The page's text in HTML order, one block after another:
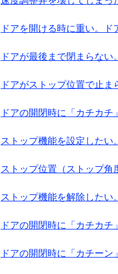
ドアを開ける時に重い。ド
ドアが最後まで閉まらない
ドアがストップ位置で止ま
ドアの開閉時に「カチカチ
ストップ機能を設定したい
ストップ位置（ストップ角
ストップ機能を解除したい
ドアの開閉時に「カチカチ
ドアの開閉時に「カチーン